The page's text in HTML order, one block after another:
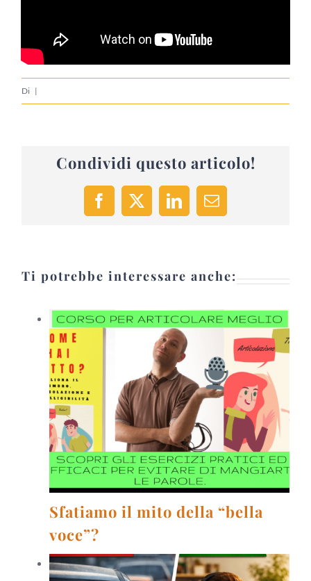
Di |
Condividi questo articolo!
Facebook
X LinkedInEmail
Ti potrebbe interessare anche:
Sfatiamo il mito della “bella
voce”?